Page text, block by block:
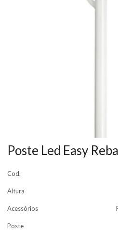
Poste Led Easy
Cod.
Altura
Acessórios
Poste